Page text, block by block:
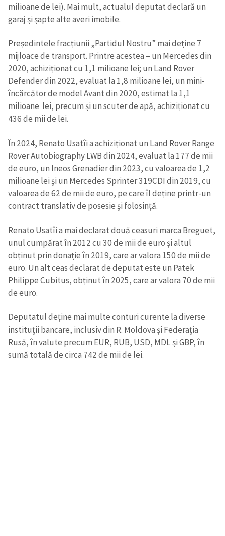
milioane de lei). Mai mult, actualul deputat declară un
garaj și șapte alte averi imobile.
Președintele fracțiunii „Partidul Nostru” mai deține 7
mijloace de transport. Printre acestea – un Mercedes din
2020, achiziționat cu 1,1 milioane lei; un Land Rover
Defender din 2022, evaluat la 1,8 milioane lei, un mini-
încărcător de model Avant din 2020, estimat la 1,1
milioane lei, precum și un scuter de apă, achiziționat cu
436 de mii de lei.
În 2024, Renato Usatîi a achiziționat un Land Rover Range
Rover Autobiography LWB din 2024, evaluat la 177 de mii
de euro, un Ineos Grenadier din 2023, cu valoarea de 1,2
milioane lei și un Mercedes Sprinter 319CDI din 2019, cu
valoarea de 62 de mii de euro, pe care îl deține printr-un
contract translativ de posesie și folosință.
Renato Usatîi a mai declarat două ceasuri marca Breguet,
unul cumpărat în 2012 cu 30 de mii de euro și altul
obținut prin donație în 2019, care ar valora 150 de mii de
euro. Un alt ceas declarat de deputat este un Patek
Philippe Cubitus, obținut în 2025, care ar valora 70 de mii
de euro.
Deputatul deține mai multe conturi curente la diverse
instituții bancare, inclusiv din R. Moldova și Federația
Rusă, în valute precum EUR, RUB, USD, MDL și GBP, în
sumă totală de circa 742 de mii de lei.